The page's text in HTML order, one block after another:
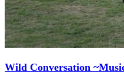
Wild Conversation